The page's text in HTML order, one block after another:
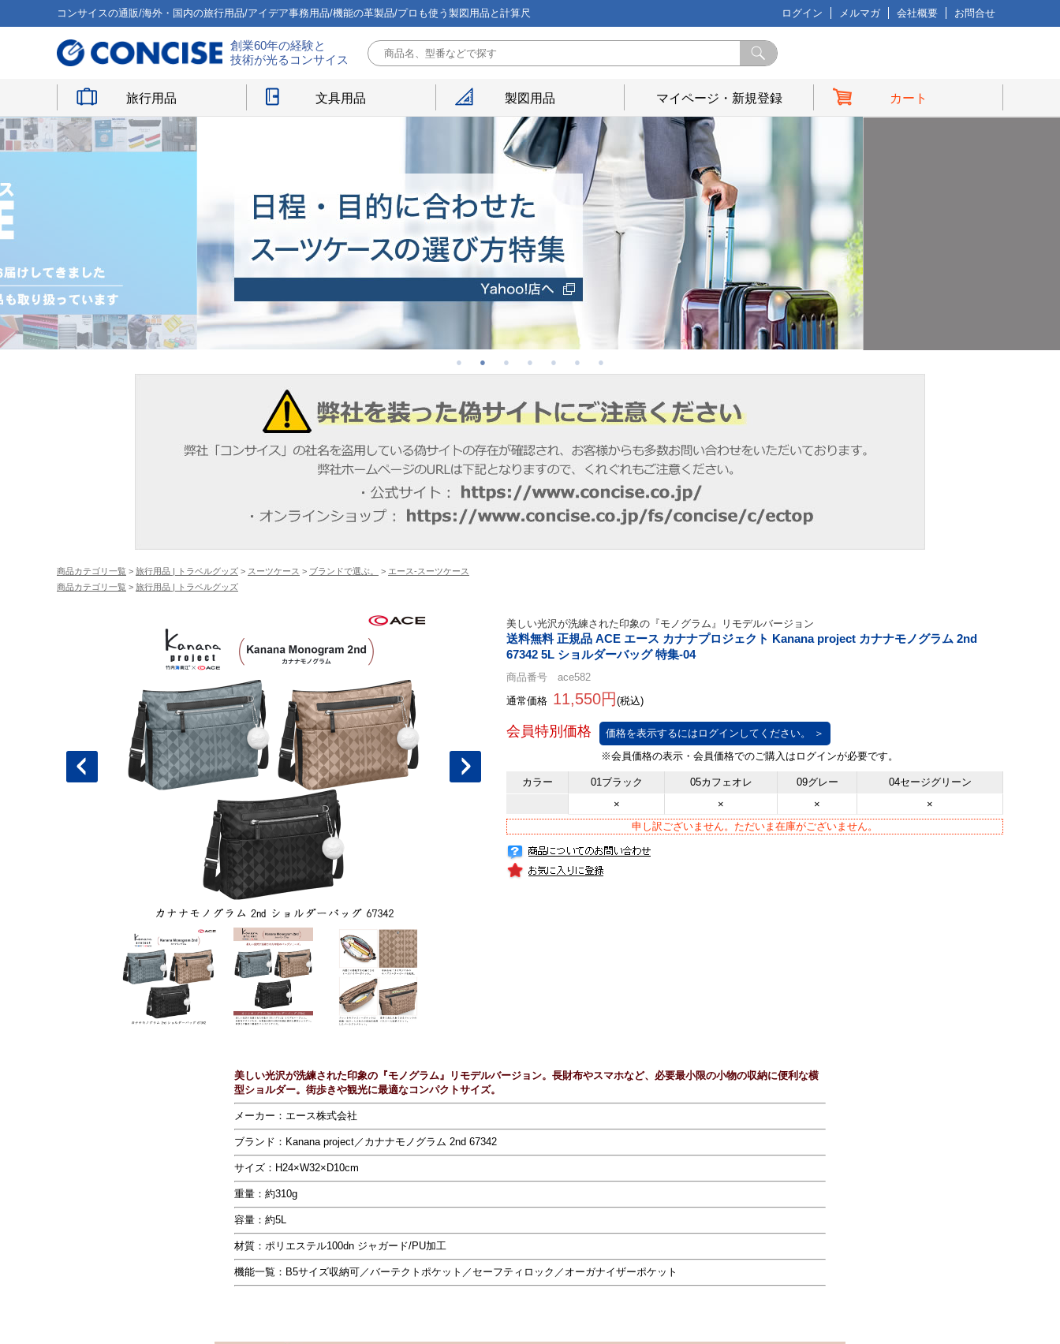
コンサイスの通販/海外・国内の旅行用品/アイデア事務用品/機能の革製品/プロも使う製図用品と計算尺 ログイン メルマガ 会社概要 お問合せ
創業60年の経験と
技術が光るコンサイス
旅行用品 文具用品 製図用品 マイページ・新規登録 カート
商品カテゴリ一覧 > 旅行用品 | トラベルグッズ > スーツケース > ブランドで選ぶ。 > エース-スーツケース
商品カテゴリ一覧 > 旅行用品 | トラベルグッズ
美しい光沢が洗練された印象の『モノグラム』リモデルバージョン
送料無料 正規品 ACE エース カナナプロジェクト Kanana project カナナモノグラム 2nd
67342 5L ショルダーバッグ 特集-04
商品番号 ace582
通常価格 11,550円 (税込)
価格を表示するにはログインしてください。 ＞
カラー 01ブラック 05カフェオレ 09グレー
04セージグリーン
×
× ×
×
申し訳ございません。ただいま在庫がございません。
美しい光沢が洗練された印象の『モノグラム』リモデルバージョン。長財布やスマホなど、必要最小限の小物の収納に便利な横
型ショルダー。街歩きや観光に最適なコンパクトサイズ。
メーカー：エース株式会社
ブランド：Kanana project／カナナモノグラム 2nd 67342
サイズ：H24×W32×D10cm
重量：約310g
容量：約5L
材質：ポリエステル100dn ジャガード/PU加工
機能一覧：B5サイズ収納可／バーテクトポケット／セーフティロック／オーガナイザーポケット